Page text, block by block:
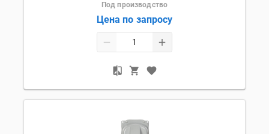
Под производство
Цена по запросу